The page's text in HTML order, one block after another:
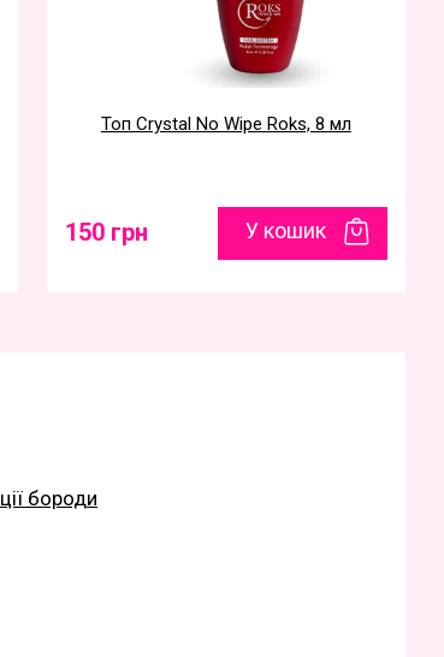
Топ Crystal No Wipe Roks, 8 мл
150 грн У кошик
бороди